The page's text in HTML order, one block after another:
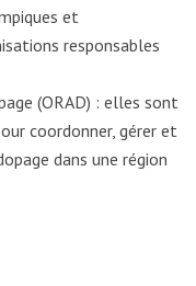
et
responsables
(ORAD) : elles sont
coordonner, gérer et
dans une région